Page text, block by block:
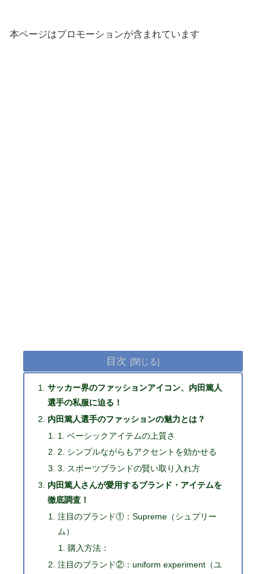
本ページはプロモーションが含まれています
目次
サッカー界のファッションアイコン、内田篤人
選手の私服に迫る！
内田篤人選手のファッションの魅力とは？
1. ベーシックアイテムの上質さ
2. シンプルながらもアクセントを効かせる
3. スポーツブランドの賢い取り入れ方
内田篤人さんが愛用するブランド・アイテムを
徹底調査！
注目のブランド①：Supreme（シュプリー
ム）
購入方法：
注目のブランド②：uniform experiment（ユ